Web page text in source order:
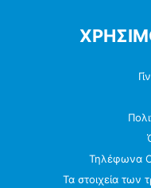
Τηλέφωνα
Τα στοιχεία των